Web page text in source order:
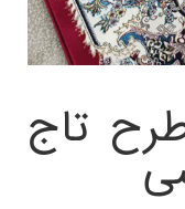
طرح تاج